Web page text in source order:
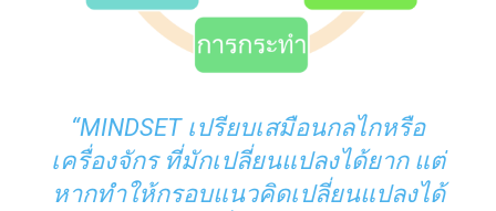
“MINDSET เปรียบเสมือนกลไกหรือ
เครื่องจักร ที่มักเปลี่ยนแปลงได้ยาก แต่
หากทำให้กรอบแนวคิดเปลี่ยนแปลงได้